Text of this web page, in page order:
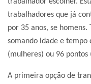
trabalhadores que já
por 35 anos, se
somando idade e
(mulheres) ou 96 pontos
A primeira opção de